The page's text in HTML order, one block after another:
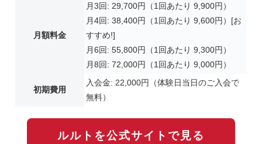
月額料金
月3回: 29,700円（1回あたり 9,900円）
月4回: 38,400円（1回あたり 9,600円）[お
すすめ!]
月6回: 55,800円（1回あたり 9,300円）
月8回: 72,000円（1回あたり 9,000円）
初期費用
入会金: 22,000円（体験日当日のご入会で
無料）
ルルトを公式サイトで見る